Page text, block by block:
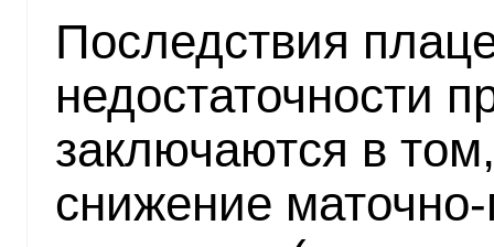
Последствия
недостаточности
заключаются в
снижение